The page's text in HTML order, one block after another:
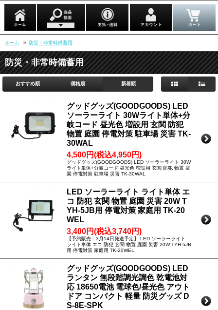
ホーム > 防災・非常時備蓄用
防災・非常時備蓄用
おすすめ順 価格順 新着順
グッドグッズ(GOODGOODS) LED
ソーラーライト 30Wライト単体+分
岐コード 昼光色 増設用 玄関 防犯
物置 庭園 停電対策 駐車場 災害 TK-
30WAL
4,500円(税込4,950円)
グッドグッズ(GOODGOODS) LED ソーラーライト 30W
ライト単体+分岐コード 昼光色 増設用 玄関 防犯 物置 庭
園 停電対策 駐車場 災害 TK-30WAL
LED ソーラーライト ライト単体 エ
コ 防犯 玄関 物置 庭園 災害 20W T
YH-5JB用 停電対策 家庭用 TK-20
WEL
3,400円(税込3,740円)
【予約販売：3月14日発送予定】 LED ソーラーライト
ライト単体 エコ 防犯 玄関 物置 庭園 災害 20W TYH-5JB
用 停電対策 家庭用 TK-20WEL
グッドグッズ(GOODGOODS) LED
ランタン 無段階調光調色 乾電池対
応 18650電池 電球色/昼光色 アウト
ドア コンパクト 軽量 防災グッズ D
S-8E-SPK